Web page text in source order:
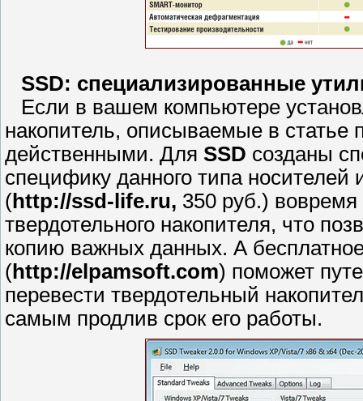
SSD: специализированные
Если в вашем компьютере
накопитель, описываемые в статье
действенными. Для SSD созданы
специфику данного типа
(http://ssd-life.ru, 350 руб.)
твердотельного накопителя, что
копию важных данных. А
(http://elpamsoft.com) поможет
перевести твердотельный
самым продлив срок его работы.